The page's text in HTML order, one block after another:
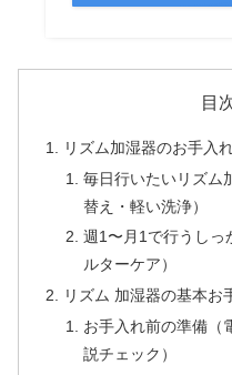
目
リズム加湿器のお手入
毎日行いたいリズム
替え・軽い洗浄）
週1〜月1で行うしっ
ルターケア）
リズム 加湿器の基本お
お手入れ前の準備（
説チェック）